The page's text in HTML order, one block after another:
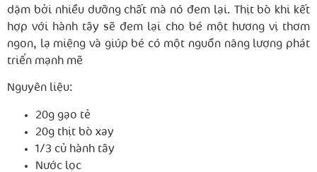
dặm bởi nhiều dưỡng chất mà nó đem lại. Thịt bò khi kết
hợp với hành tây sẽ đem lại cho bé một hương vị thơm
ngon, lạ miệng và giúp bé có một nguồn năng lượng phát
triển mạnh mẽ
Nguyên liệu:
20g gạo tẻ
20g thịt bò xay
1/3 củ hành tây
Nước lọc